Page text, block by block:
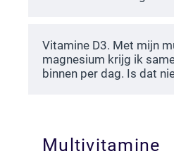
Vitamine D3. Met mijn
magnesium krijg ik
binnen per dag. Is dat
Multivitamine